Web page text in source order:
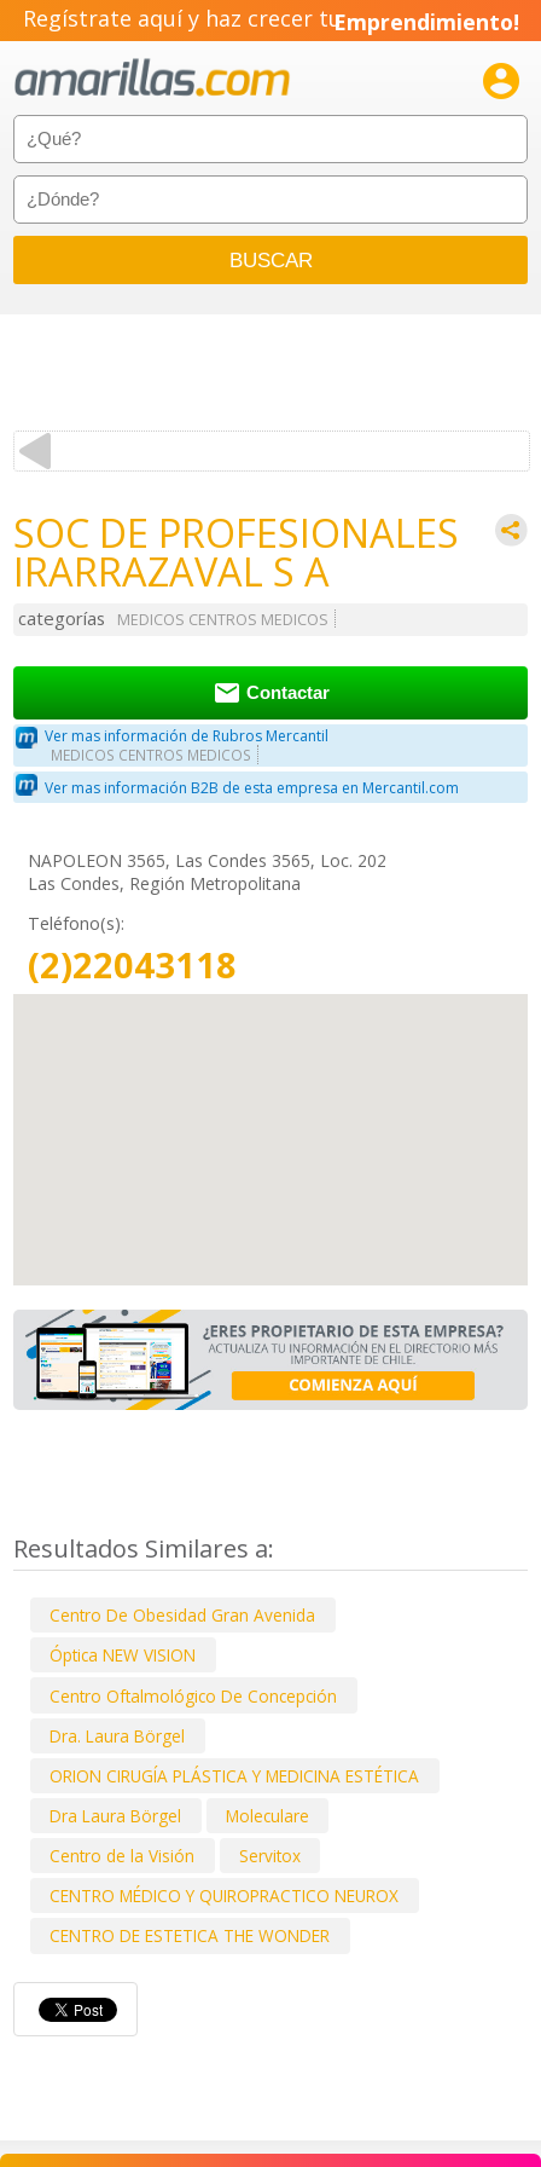
Regístrate aquí y haz crecer tuEmprendimiento!

SOC DE PROFESIONALES
IRARRAZAVAL S A
categorías MEDICOS CENTROS MEDICOS
 Contactar
Ver mas información de Rubros Mercantil
MEDICOS CENTROS MEDICOS
Ver mas información B2B de esta empresa en Mercantil.com
NAPOLEON 3565, Las Condes 3565, Loc. 202
Las Condes, Región Metropolitana
Teléfono(s):
(2)22043118
Resultados Similares a:
Centro De Obesidad Gran Avenida
Óptica NEW VISION
Centro Oftalmológico De Concepción
Dra. Laura Börgel
ORION CIRUGÍA PLÁSTICA Y MEDICINA ESTÉTICA
Dra Laura Börgel
Moleculare
Centro de la Visión
Servitox
CENTRO MÉDICO Y QUIROPRACTICO NEUROX
CENTRO DE ESTETICA THE WONDER